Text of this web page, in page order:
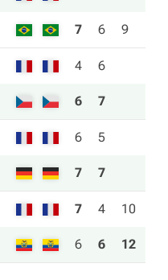
7 6 9
4 6
6 7
6 5
7 7
7 4 10
6 6 12